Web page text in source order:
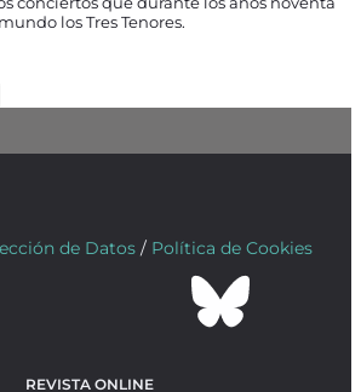
los Tres Tenores.
de Datos / Política de Cookies
REVISTA ONLINE